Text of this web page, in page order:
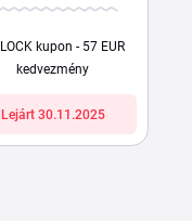
kupon - 57 EUR
kedvezmény
Lejárt 30.11.2025